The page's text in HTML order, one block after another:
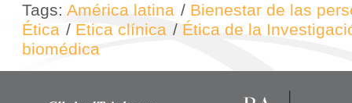
Tags: América latina / Bienestar de las
Ética / Etica clínica / Ética de la
biomédica